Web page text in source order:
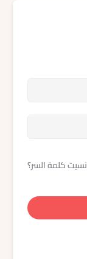
نسيت كلمة السر؟